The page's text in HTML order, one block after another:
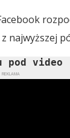
najwyższej
pod video
REKLAMA